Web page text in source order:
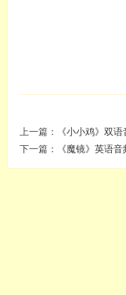
上一篇：
《小小鸡》双语
下一篇：
《魔镜》英语音